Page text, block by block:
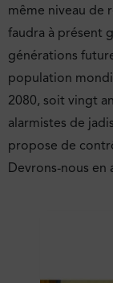
même niveau de
faudra à présent
générations
population
2080, soit vingt
alarmistes de
propose de
Devrons-nous en